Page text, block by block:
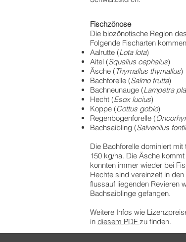
Fischzönose
Die biozönotische Region
Folgende Fischarten
Aalrutte (Lota lota)
Aitel (Squalius cephalus)
Äsche (Thymallus thymallus)
Bachforelle (Salmo trutta)
Bachneunauge (Lampetra
Hecht (Esox lucius)
Koppe (Cottus gobio)
Regenbogenforelle (
Bachsaibling (Salvenilus
Die Bachforelle dominiert
150 kg/ha. Die Äsche
konnten immer wieder bei
Hechte sind vereinzelt in
flussauf liegenden Revieren
Bachsaiblinge gefangen.
Weitere Infos wie
in diesem PDF zu finden.